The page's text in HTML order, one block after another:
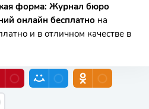
форма: Журнал бюро
онлайн бесплатно на
и в отличном качестве в